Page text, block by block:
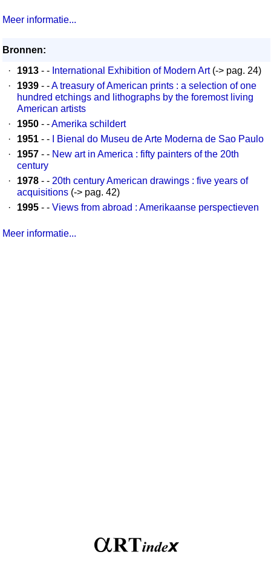
Meer informatie...
Bronnen:
·
1913 - - International Exhibition of Modern Art(-> pag. 24)
·
1939 - -A treasury of American prints : a selection of one
hundred etchings and lithographs by the foremost living
American artists
·
1950 - -Amerika schildert
·
1951 - -
I Bienal do Museu de Arte Moderna de Sao Paulo
·
1957 - - New art in America : fifty painters of the 20th
century
·
1978 - - 20th century American drawings : five years of
acquisitions (-> pag. 42)
·
1995 - - Views from abroad : Amerikaanse perspectieven
Meer informatie...